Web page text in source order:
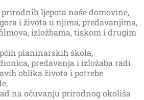
ljepota naše domovine,
i života u njima, predavanjima,
izložbama, tiskom i drugim
planinarskih škola,
predavanja i izložaba radi
oblika života i potrebe
na očuvanju prirodnog okoliša